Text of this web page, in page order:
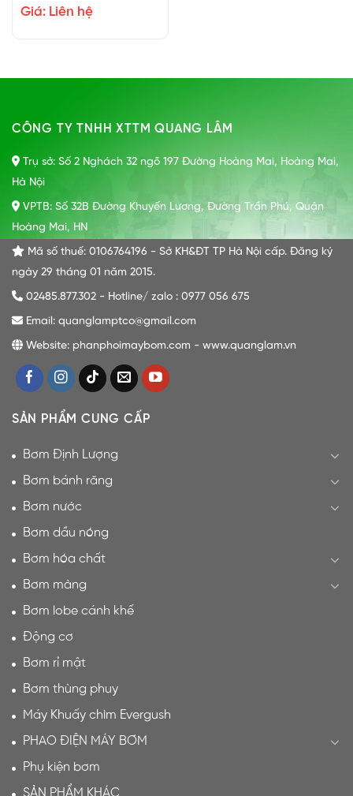
Giá: Liên hệ
CÔNG TY TNHH XTTM QUANG LÂM
Trụ sở: Số 2 Nghách 32 ngõ 197 Đường Hoàng Mai, Hoàng Mai,
Hà Nội
VPTB: Số 32B Đường Khuyến Lương, Đường Trần Phú, Quận
Hoàng Mai, HN
Mã số thuế: 0106764196 - Sở KH&ĐT TP Hà Nội cấp. Đăng ký
ngày 29 tháng 01 năm 2015.
02485.877.302 - Hotline/ zalo : 0977 056 675
Email: quanglamptco@gmail.com
Website: phanphoimaybom.com - www.quanglam.vn
SẢN PHẨM CUNG CẤP
Bơm Định Lượng
Bơm bánh răng
Bơm nước
Bơm dầu nóng
Bơm hóa chất
Bơm màng
Bơm lobe cánh khế
Động cơ
Bơm rỉ mật
Bơm thùng phuy
Máy Khuấy chìm Evergush
PHAO ĐIỆN MÁY BƠM
Phụ kiện bơm
SẢN PHẨM KHÁC